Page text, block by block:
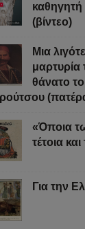
(βίντεο)
Μια
μαρτυρία
θάνατο
«Όποια
τέτοια
Για την